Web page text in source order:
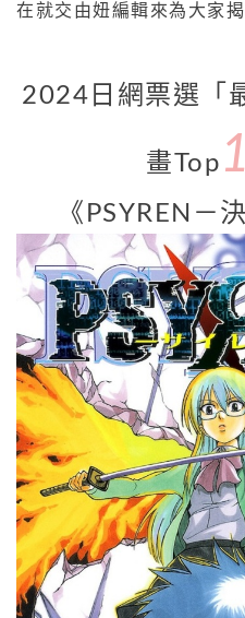
在就交由妞編輯來為大家揭
2024日網票選「
畫Top
《PSYREN－